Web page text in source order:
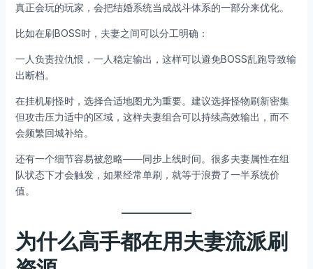
真正会玩的玩家，会把结婚系统当成战斗体系的一部分来优化。
比如在刷BOSS时，夫妻之间可以分工明确：
一人负责拉仇恨，一人稳定输出，这样可以避免BOSS乱跑导致输
出断档。
在挂机刷怪时，选择合适地图尤为重要。建议选择怪物刷新密集
但攻击压力适中的区域，这样夫妻组合可以持续高效输出，而不
会频繁回城补给。
还有一个细节容易被忽略——同步上线时间。很多夫妻属性在组
队状态下才会触发，如果经常单刷，就等于浪费了一半系统价
值。
为什么高手都在用夫妻流派刷